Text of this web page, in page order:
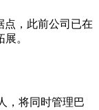
点，此前公司已在
。
，将同时管理巴